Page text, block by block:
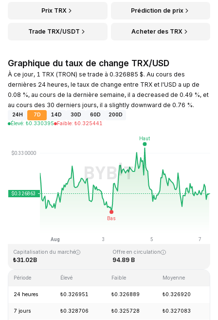
Prix TRX Prédiction de prix
Trade TRX/USDT Acheter des TRX
Graphique du taux de change TRX/USD
À ce jour, 1 TRX (TRON) se trade à 0.326885 $. Au cours des
dernières 24 heures, le taux de change entre TRX et l'USD a up de
0.08 %, au cours de la dernière semaine, il a decreased de 0.49 %, et
au cours des 30 derniers jours, il a slightly downward de 0.76 %.
24H 7D 14D 30D 60D
200D
Élevé: ₺0.330395 Faible: ₺0.325441
Dernière mise à jour : 2026-08-07, 08:44 GMT+0
Capitalisation du marché
₺31.02B
Offre en circulation
94.89 B
Période Élevé Faible Moyenne
24 heures ₺0.326951 ₺0.326889 ₺0.326920
7 jours ₺0.328706 ₺0.325728 ₺0.327083